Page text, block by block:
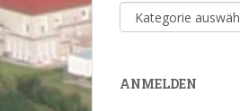
Beitragskategorie
ANMELDEN